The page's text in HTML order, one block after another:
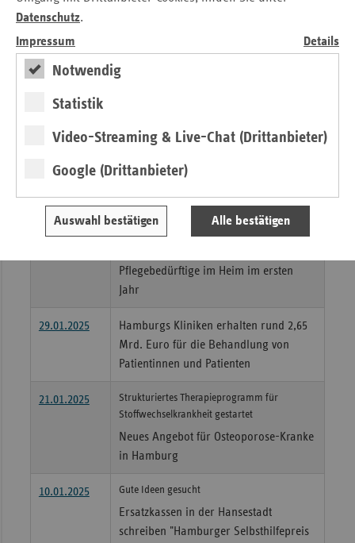
Datenschutz.
Impressum
Details
Notwendig
Statistik
Video-Streaming & Live-Chat (Drittanbieter)
Google (Drittanbieter)
Auswahl bestätigen Alle bestätigen
13.02.2025
07.02.2025
Tag der Kinderhospizarbeit:
schwerstkranke Kinder
06.02.2025
Pflegeheimplatz in Hamburg um rund 16
Prozent teurer
Pflegebedürftige im Heim im ersten
Jahr
29.01.2025
Hamburgs Kliniken erhalten rund 2,65
Mrd. Euro für die Behandlung von
Patientinnen und Patienten
21.01.2025
Strukturiertes Therapieprogramm für
Stoffwechselkrankheit gestartet
Neues Angebot für Osteoporose-Kranke
in Hamburg
10.01.2025 Gute Ideen gesucht
Ersatzkassen in der Hansestadt
schreiben "Hamburger Selbsthilfepreis